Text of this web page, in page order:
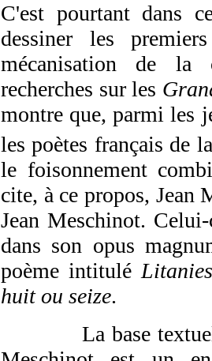
C'est pourtant dans
dessiner les
mécanisation de la
recherches sur les
montre que, parmi les
les poètes français de
le foisonnement
cite, à ce propos, Jean
Jean Meschinot.
dans son opus
poème intitulé
huit ou seize.
La base textuelle